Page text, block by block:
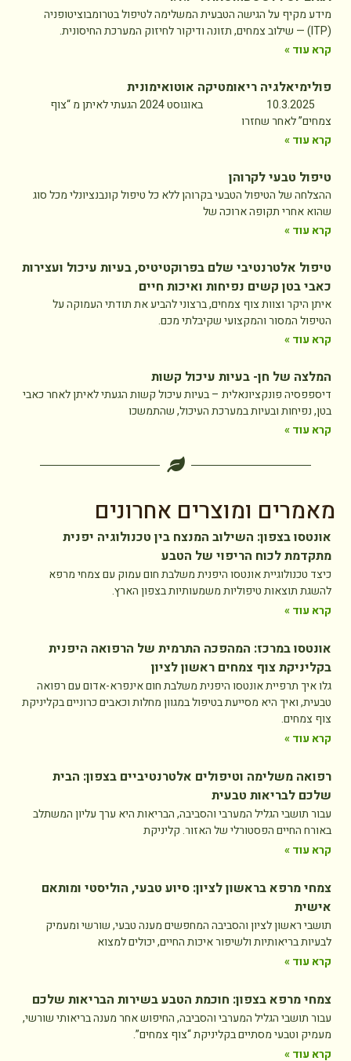
מידע מקיף על הגישה הטבעית המשלימה לטיפול בטרומבוציטופניה
(ITP) — שילוב צמחים, תזונה ודיקור לחיזוק המערכת החיסונית.
קרא עוד »
פולימיאלגיה ריאומטיקה אוטואימונית
10.3.2025 באוגוסט 2024 הגעתי לאיתן מ “צוף
צמחים” לאחר שחזרו
קרא עוד »
טיפול טבעי לקרוהן
ההצלחה של הטיפול הטבעי בקרוהן ללא כל טיפול קונבנציונלי מכל סוג
שהוא אחרי תקופה ארוכה של
קרא עוד »
טיפול אלטרנטיבי שלם בפרוקטיטיס, בעיות עיכול ועצירות
כאבי בטן קשים נפיחות ואיכות חיים
איתן היקר וצוות צוף צמחים, ברצוני להביע את תודתי העמוקה על
הטיפול המסור והמקצועי שקיבלתי מכם.
קרא עוד »
המלצה של חן- בעיות עיכול קשות
דיספפסיה פונקציונאלית – בעיות עיכול קשות הגעתי לאיתן לאחר כאבי
בטן, נפיחות ובעיות במערכת העיכול, שהתמשכו
קרא עוד »
מאמרים ומוצרים אחרונים
אונטסו בצפון: השילוב המנצח בין טכנולוגיה יפנית
מתקדמת לכוח הריפוי של הטבע
כיצד טכנולוגיית אונטסו היפנית משלבת חום עמוק עם צמחי מרפא
להשגת תוצאות טיפוליות משמעותיות בצפון הארץ.
קרא עוד »
אונטסו במרכז: המהפכה התרמית של הרפואה היפנית
בקליניקת צוף צמחים ראשון לציון
גלו איך תרפיית אונטסו היפנית משלבת חום אינפרא-אדום עם רפואה
טבעית, ואיך היא מסייעת בטיפול במגוון מחלות וכאבים כרוניים בקליניקת
צוף צמחים.
קרא עוד »
רפואה משלימה וטיפולים אלטרנטיביים בצפון: הבית
שלכם לבריאות טבעית
עבור תושבי הגליל המערבי והסביבה, הבריאות היא ערך עליון המשתלב
באורח החיים הפסטורלי של האזור. קליניקת
קרא עוד »
צמחי מרפא בראשון לציון: סיוע טבעי, הוליסטי ומותאם
אישית
תושבי ראשון לציון והסביבה המחפשים מענה טבעי, שורשי ומעמיק
לבעיות בריאותיות ולשיפור איכות החיים, יכולים למצוא
קרא עוד »
צמחי מרפא בצפון: חוכמת הטבע בשירות הבריאות שלכם
עבור תושבי הגליל המערבי והסביבה, החיפוש אחר מענה בריאותי שורשי,
מעמיק וטבעי מסתיים בקליניקת “צוף צמחים”.
קרא עוד »